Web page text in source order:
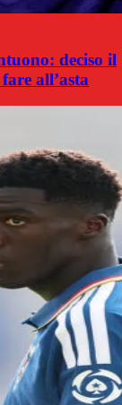
deciso il
all’asta